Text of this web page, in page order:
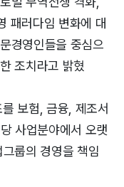
패러다임 변화에 대
경영인들을 중심으
조치라고 밝혔
보험, 금융, 제조서
사업분야에서 오랫
룹의 경영을 책임